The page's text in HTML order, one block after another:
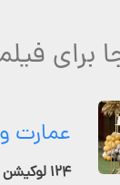
برای
عمارت
۱۲۴ لوکیشن فیلمبرداری فعال